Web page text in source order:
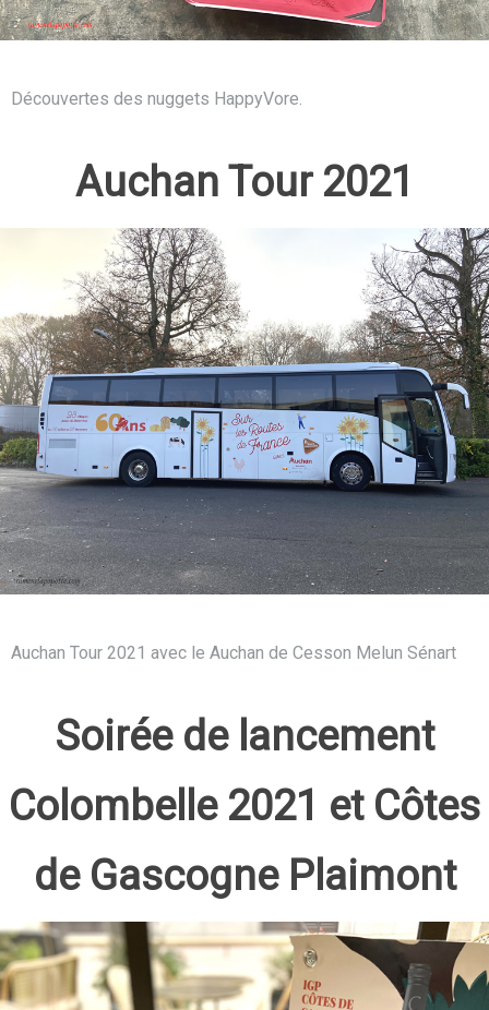
Découvertes des nuggets HappyVore.
Auchan Tour 2021
Auchan Tour 2021 avec le Auchan de Cesson Melun Sénart
Soirée de lancement
Colombelle 2021 et Côtes
de Gascogne Plaimont